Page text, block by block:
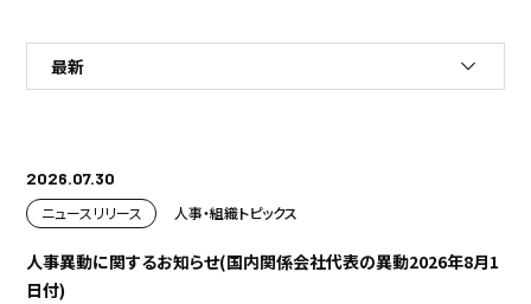
サステナビリティ
KONOIKEジャーナル
プロジェクトストーリー
2026.07.30
ニュースリリース
人事・組織トピックス
人事異動に関するお知らせ(国内関係会社代表の異動2026年8月1
日付)